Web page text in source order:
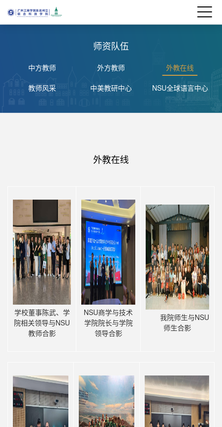
师资队伍
中方教师 外方教师 外教在线
教师风采 中美教研中心 NSU全球语言中心
外教在线
学校董事陈武、学
院相关领导与NSU
教师合影
NSU商学与技术
学院院长与学院
领导合影
我院师生与NSU
师生合影